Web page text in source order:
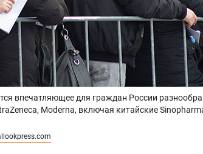
впечатляющее для граждан России
Moderna, включая китайские